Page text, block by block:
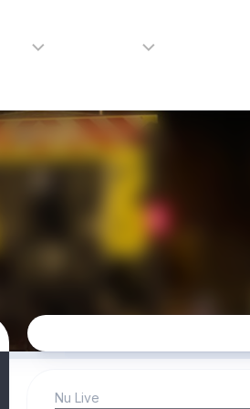
LIVE
Over
Nu Live